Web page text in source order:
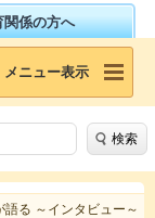
関係の方へ
メニュー表示
検索
る ～インタビュー～